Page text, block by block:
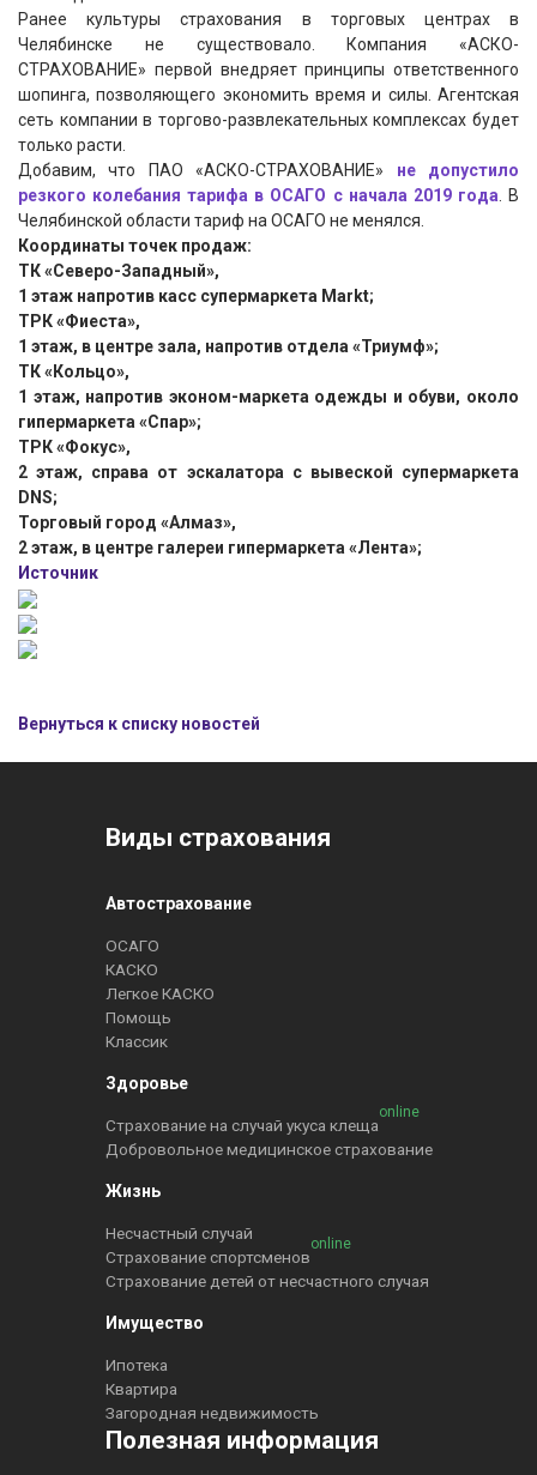
Ранее культуры страхования в торговых центрах в
Челябинске не существовало. Компания «АСКО-
СТРАХОВАНИЕ» первой внедряет принципы ответственного
шопинга, позволяющего экономить время и силы. Агентская
сеть компании в торгово-развлекательных комплексах будет
только расти.
Добавим, что ПАО «АСКО-СТРАХОВАНИЕ» не допустило
резкого колебания тарифа в ОСАГО с начала 2019 года . В
Челябинской области тариф на ОСАГО не менялся.
Координаты точек продаж:
ТК «Северо-Западный»,
1 этаж напротив касс супермаркета Markt;
ТРК «Фиеста»,
1 этаж, в центре зала, напротив отдела «Триумф»;
ТК «Кольцо»,
1 этаж, напротив эконом-маркета одежды и обуви, около
гипермаркета «Спар»;
ТРК «Фокус»,
2 этаж, справа от эскалатора с вывеской супермаркета
DNS;
Торговый город «Алмаз»,
2 этаж, в центре галереи гипермаркета «Лента»;
Источник
Вернуться к списку новостей
Виды страхования
Автострахование
ОСАГО
КАСКО
Легкое КАСКО
Помощь
Классик
Здоровье
Страхование на случай укуса клеща
online
Добровольное медицинское страхование
Жизнь
Несчастный случай
Страхование спортсменов
online
Страхование детей от несчастного случая
Имущество
Ипотека
Квартира
Загородная недвижимость
Полезная информация